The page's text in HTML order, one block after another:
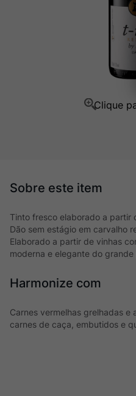
Tinto fresco elaborado a partir
Dão sem estágio em carvalho
Elaborado a partir de vinhas
moderna e elegante do
Harmonize com
Carnes vermelhas grelhadas e
carnes de caça, embutidos e